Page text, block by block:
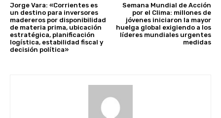
Jorge Vara: «Corrientes es
un destino para inversores
madereros por disponibilidad
de materia prima, ubicación
estratégica, planificación
logística, estabilidad fiscal y
decisión política»
Semana Mundial de Acción
por el Clima: millones de
jóvenes iniciaron la mayor
huelga global exigiendo a los
líderes mundiales urgentes
medidas